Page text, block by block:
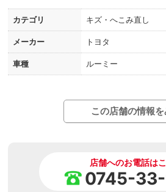
カテゴリ キズ・へこみ直し
メーカー トヨタ
車種 ルーミー
この店舗の情報
店舗へのお電話は
0745-